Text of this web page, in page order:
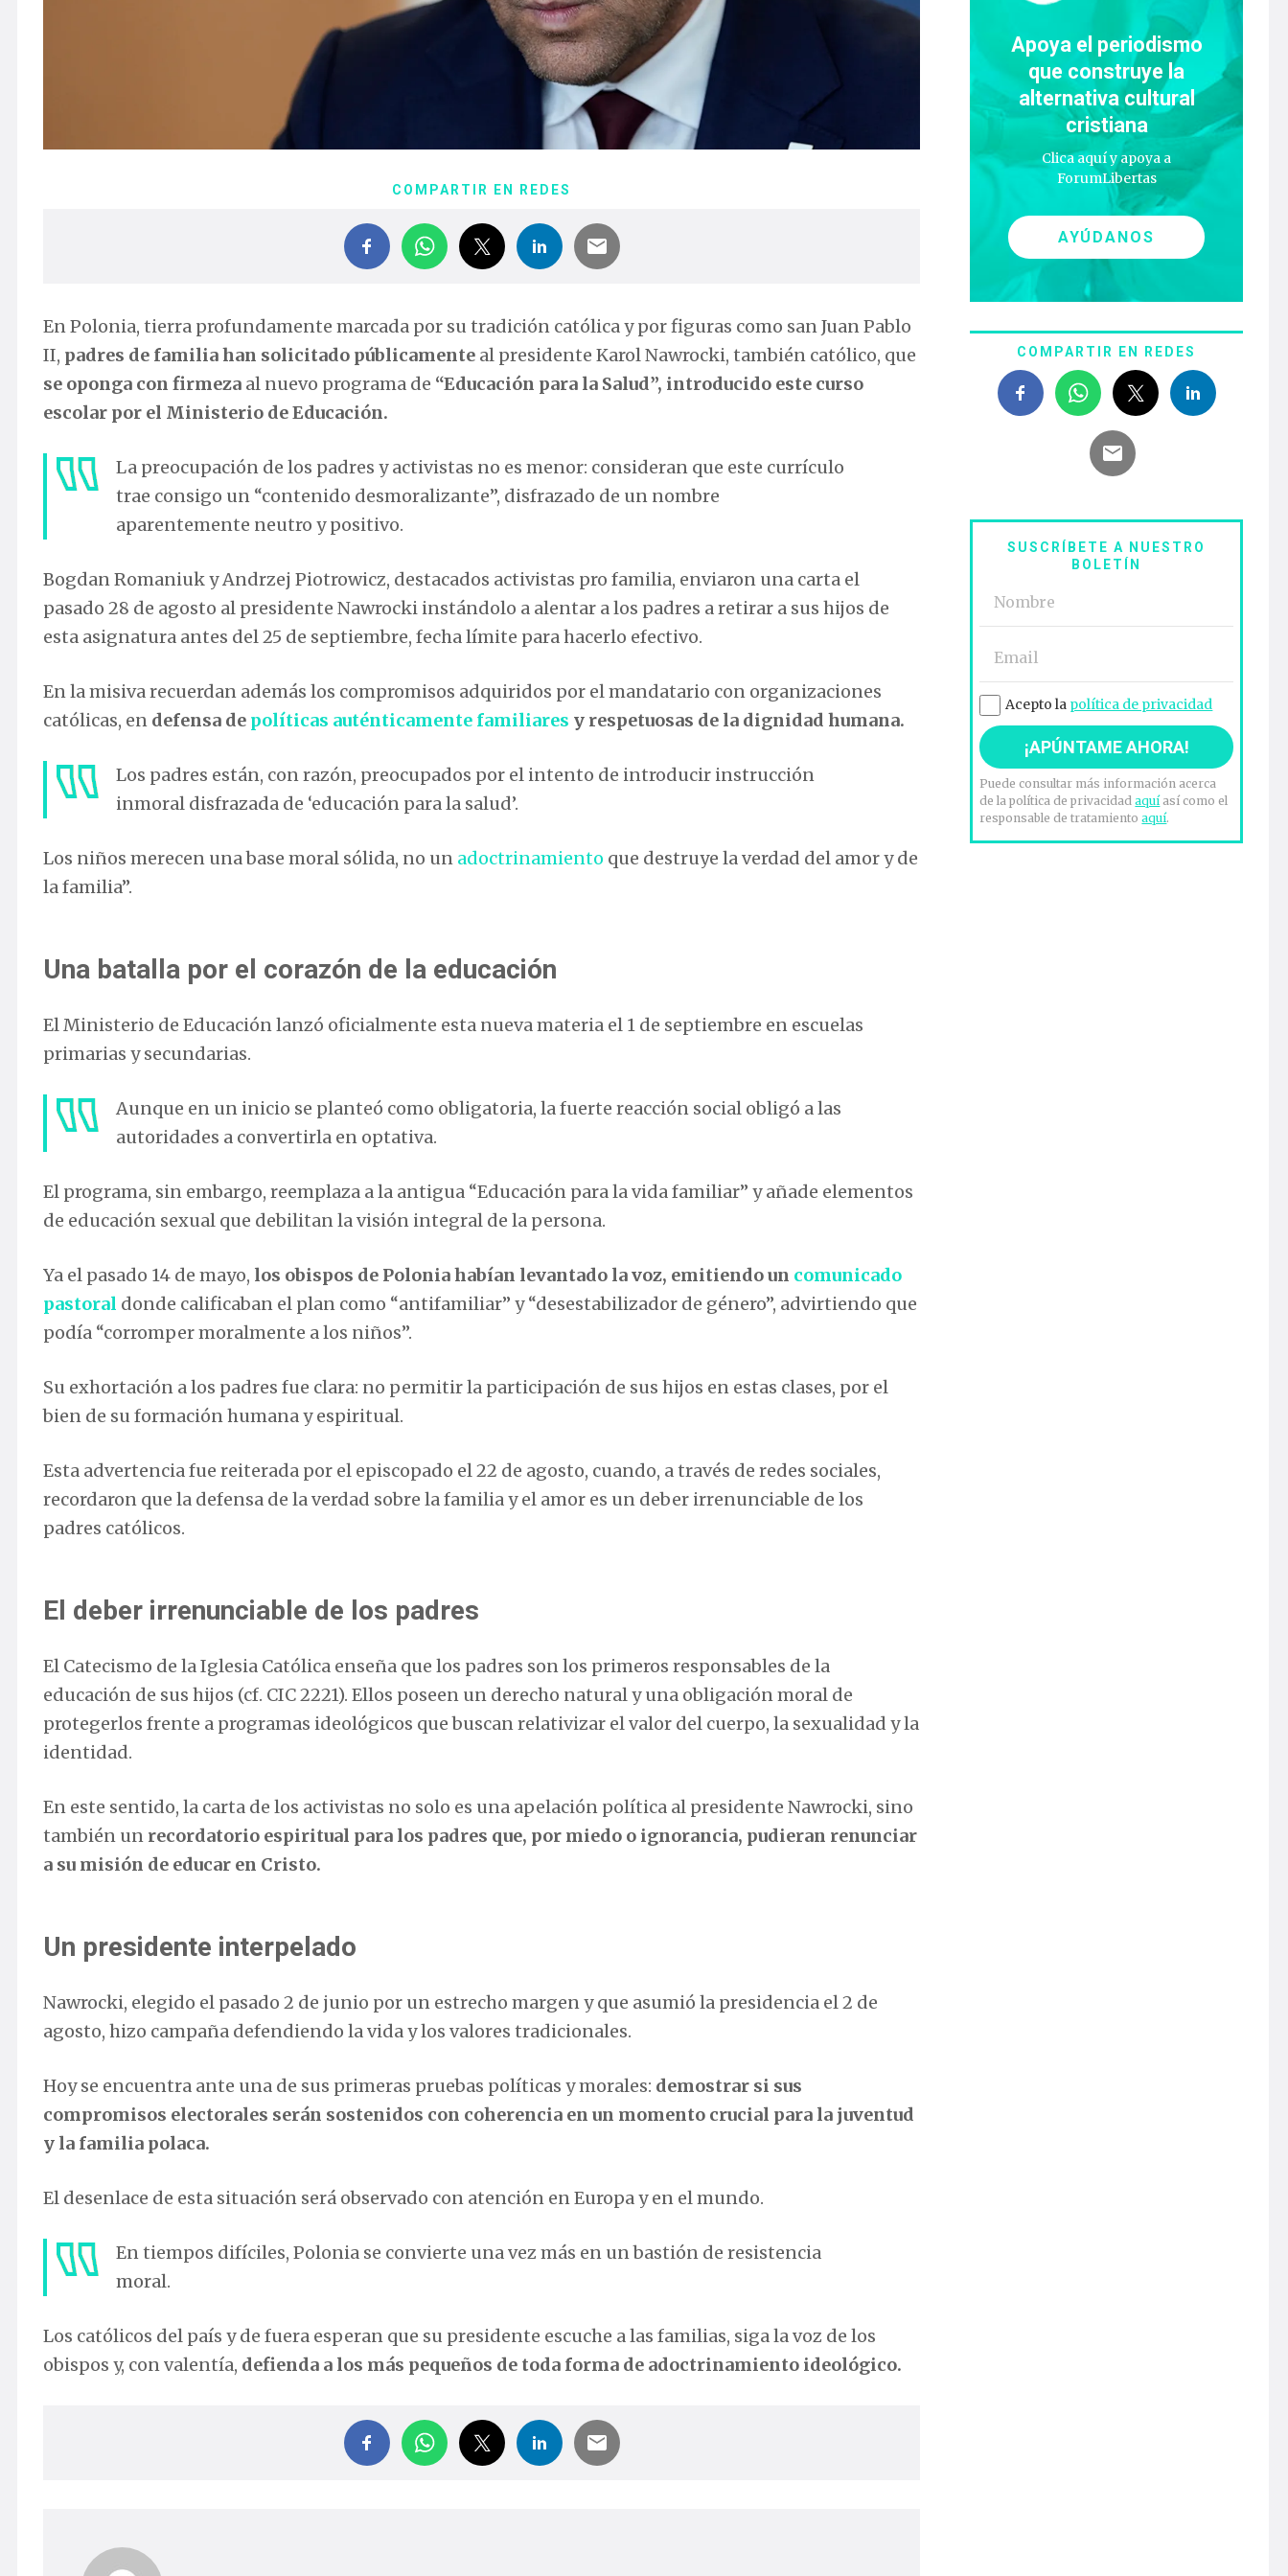
COMPARTIR EN REDES
En Polonia, tierra profundamente marcada por su tradición católica y por figuras como san Juan Pablo
II, padres de familia han solicitado públicamente al presidente Karol Nawrocki, también católico, que
se oponga con firmeza al nuevo programa de “Educación para la Salud”, introducido este curso
escolar por el Ministerio de Educación.
La preocupación de los padres y activistas no es menor: consideran que este currículo
trae consigo un “contenido desmoralizante”, disfrazado de un nombre
aparentemente neutro y positivo.
Bogdan Romaniuk y Andrzej Piotrowicz, destacados activistas pro familia, enviaron una carta el
pasado 28 de agosto al presidente Nawrocki instándolo a alentar a los padres a retirar a sus hijos de
esta asignatura antes del 25 de septiembre, fecha límite para hacerlo efectivo.
En la misiva recuerdan además los compromisos adquiridos por el mandatario con organizaciones
católicas, en defensa de políticas auténticamente familiares y respetuosas de la dignidad humana.
Los padres están, con razón, preocupados por el intento de introducir instrucción
inmoral disfrazada de ‘educación para la salud’.
Los niños merecen una base moral sólida, no un adoctrinamiento que destruye la verdad del amor y de
la familia”.
Una batalla por el corazón de la educación
El Ministerio de Educación lanzó oficialmente esta nueva materia el 1 de septiembre en escuelas
primarias y secundarias.
Aunque en un inicio se planteó como obligatoria, la fuerte reacción social obligó a las
autoridades a convertirla en optativa.
El programa, sin embargo, reemplaza a la antigua “Educación para la vida familiar” y añade elementos
de educación sexual que debilitan la visión integral de la persona.
Ya el pasado 14 de mayo, los obispos de Polonia habían levantado la voz, emitiendo un comunicado
pastoral donde calificaban el plan como “antifamiliar” y “desestabilizador de género”, advirtiendo que
podía “corromper moralmente a los niños”.
Su exhortación a los padres fue clara: no permitir la participación de sus hijos en estas clases, por el
bien de su formación humana y espiritual.
Esta advertencia fue reiterada por el episcopado el 22 de agosto, cuando, a través de redes sociales,
recordaron que la defensa de la verdad sobre la familia y el amor es un deber irrenunciable de los
padres católicos.
El deber irrenunciable de los padres
El Catecismo de la Iglesia Católica enseña que los padres son los primeros responsables de la
educación de sus hijos (cf. CIC 2221). Ellos poseen un derecho natural y una obligación moral de
protegerlos frente a programas ideológicos que buscan relativizar el valor del cuerpo, la sexualidad y la
identidad.
En este sentido, la carta de los activistas no solo es una apelación política al presidente Nawrocki, sino
también un recordatorio espiritual para los padres que, por miedo o ignorancia, pudieran renunciar
a su misión de educar en Cristo.
Un presidente interpelado
Nawrocki, elegido el pasado 2 de junio por un estrecho margen y que asumió la presidencia el 2 de
agosto, hizo campaña defendiendo la vida y los valores tradicionales.
Hoy se encuentra ante una de sus primeras pruebas políticas y morales: demostrar si sus
compromisos electorales serán sostenidos con coherencia en un momento crucial para la juventud
y la familia polaca.
El desenlace de esta situación será observado con atención en Europa y en el mundo.
En tiempos difíciles, Polonia se convierte una vez más en un bastión de resistencia
moral.
Los católicos del país y de fuera esperan que su presidente escuche a las familias, siga la voz de los
obispos y, con valentía, defienda a los más pequeños de toda forma de adoctrinamiento ideológico.
Apoya el periodismo
que construye la
alternativa cultural
cristiana
Clica aquí y apoya a
ForumLibertas
AYÚDANOS
COMPARTIR EN REDES
SUSCRÍBETE A NUESTRO
BOLETÍN
Acepto la política de privacidad
Puede consultar más información acerca
de la política de privacidadaquíasí como el
responsable de tratamientoaquí.